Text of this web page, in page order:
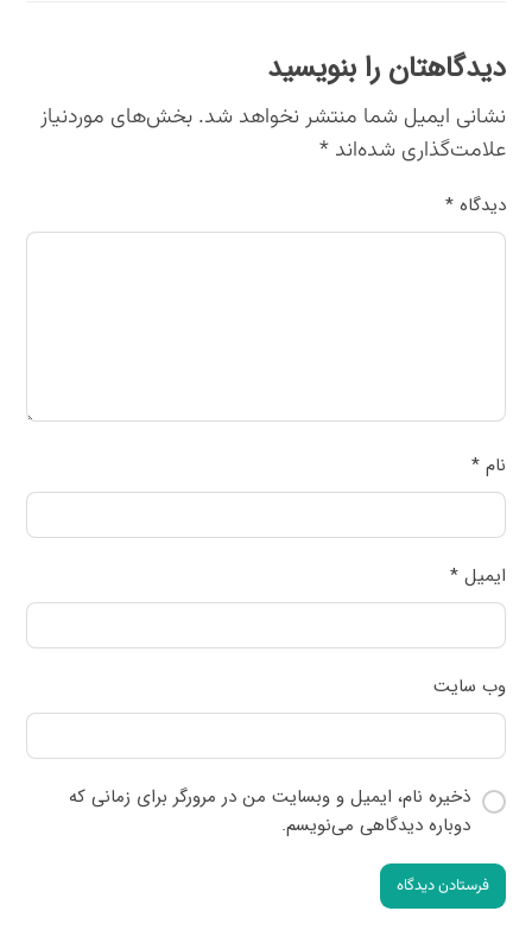
دیدگاهتان را بنویسید
نشانی ایمیل شما منتشر نخواهد شد. بخش‌های موردنیاز
علامت‌گذاری شده‌اند*
دیدگاه*
نام*
ایمیل*
وب‌ سایت
ذخیره نام، ایمیل و وبسایت من در مرورگر برای زمانی که
دوباره دیدگاهی می‌نویسم.
فرستادن دیدگاه